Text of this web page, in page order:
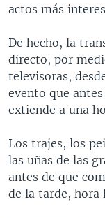
DEPORTIVO
actos más
De hecho, la
directo, por
televisoras,
evento que
extiende a una
Los trajes, los
las uñas de las
antes de que
de la tarde, hora